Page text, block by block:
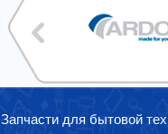
Запчасти для бытовой